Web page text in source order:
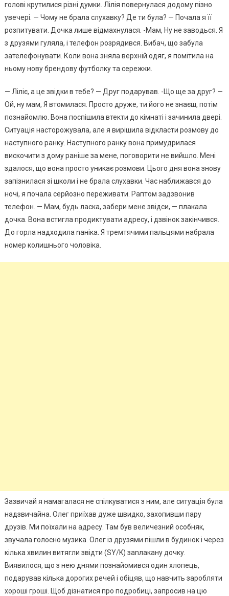
голові крутилися різні думки. Лілія повернулася додому пізно
увечері. — Чому не брала слухавку? Де ти була? — Почала я її
розпитувати. Дочка лише відмахнулася. -Мам, Ну не заводься. Я
з друзями гуляла, і телефон розрядився. Вибач, що забула
зателефонувати. Коли вона зняла верхній одяг, я помітила на
ньому нову брендову футболку та сережки.
— Ліліє, а це звідки в тебе? — Друг подарував. -Що ще за друг? —
Ой, ну мам, Я втомилася. Просто друже, ти його не знаєш, потім
познайомлю. Вона поспішила втекти до кімнаті і зачинила двері.
Ситуація насторожувала, але я вирішила відкласти розмову до
наступного ранку. Наступного ранку вона примудрилася
вискочити з дому раніше за мене, поговорити не вийшло. Мені
здалося, що вона просто уникає розмови. Цього дня вона знову
запізнилася зі школи і не брала слухавки. Час наближався до
ночі, я почала серйозно переживати. Раптом задзвонив
телефон. — Мам, будь ласка, забери мене звідси, — плакала
дочка. Вона встигла продиктувати адресу, і дзвінок закінчився.
До горла надходила nаніка. Я тремтячими пальцями набрала
номер колишнього чоловіка.
Зазвичай я намагалася не спілкуватися з ним, але ситуація була
надзвичайна. Олег приїхав дуже швидко, захопивши пару
друзів. Ми поїхали на адресу. Там був величезний особняк,
звучала голосно музика. Олег із друзями пішли в будинок і через
кілька хвилин витягли звідти (SY/K) заnлакану дочку.
Виявилося, що з нею днями познайомився один хлопець,
подарував кілька дорогих речей і обіцяв, що навчить заробляти
хороші гроші. Щоб дізнатися про подробиці, запросив на цю